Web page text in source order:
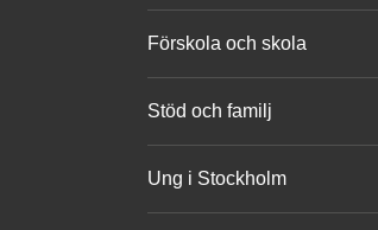
Förskola och skola
Stöd och familj
Ung i Stockholm